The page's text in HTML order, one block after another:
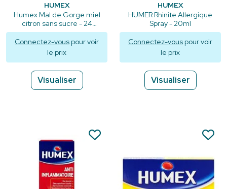
HUMEX
Humex Mal de Gorge miel
citron sans sucre - 24
pastilles
Connectez-vous pour voir
le prix
Visualiser
HUMEX
HUMER Rhinite Allergique
Spray - 20ml
Connectez-vous pour voir
le prix
Visualiser